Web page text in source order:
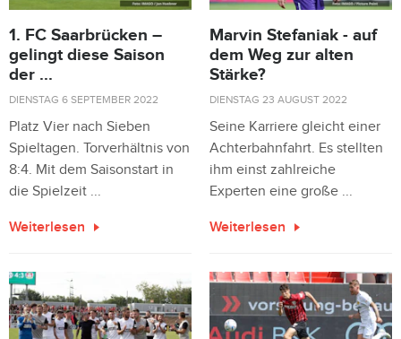
1. FC Saarbrücken –
gelingt diese Saison
der ...
DIENSTAG 6 SEPTEMBER 2022
Platz Vier nach Sieben
Spieltagen. Torverhältnis von
8:4. Mit dem Saisonstart in
die Spielzeit ...
Weiterlesen
Marvin Stefaniak - auf
dem Weg zur alten
Stärke?
DIENSTAG 23 AUGUST 2022
Seine Karriere gleicht einer
Achterbahnfahrt. Es stellten
ihm einst zahlreiche
Experten eine große ...
Weiterlesen